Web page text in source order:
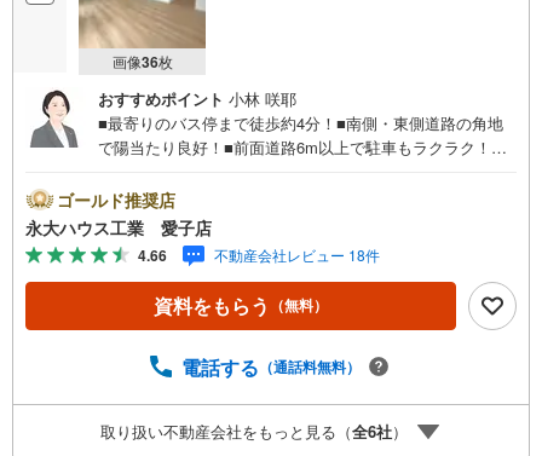
画像36枚
おすすめポイント 小林 咲耶
■最寄りのバス停まで徒歩約4分！■南側・東側道路の角地
で陽当たり良好！■前面道路6m以上で駐車もラクラク！～
舗で展開中！こちらでは当社の強みを大きく2つに分けてご
紹介！1.＜豊富な不動産知識＞戸建・マンション・土地...
と種別を問わず不動産を取り扱っております。更に教育施
設や商業施設、子育て環境や行政などの地域情報を総合
し、お客様により良い物件選びをして頂けるよう、しっか
りとサポートさせて頂きます。2.＜経験豊富なスタッフ＞
ど住宅に関する様々なご質問はもちろん、ご購入時に気に
て頂きます。各店舗ではキッズスペースも完備！お子様連
れのご家族様で是非お越しください。営業時間:10:00～18:
ゴールド推奨店
永大ハウス工業 愛子店
4.66 不動産会社レビュー 18件
資料をもらう （無料）
電話する （通話料無料）
取り扱い不動産会社をもっと見る（全6社）